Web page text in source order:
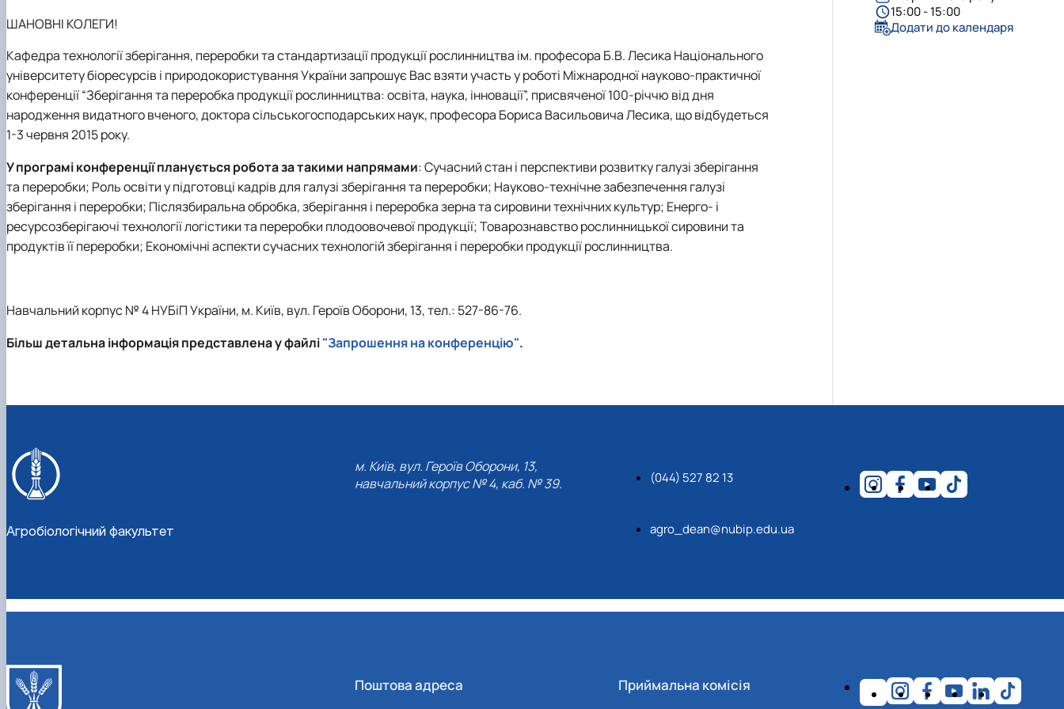
Кафедра овочівництва і закритого грунту
Кафедра садівництва ім. проф. В.Л. Симиренка
Кафедра технології зберігання, переробки та стандартизації продукції рослинницт…
Вчена рада агробіологічного факультету
Колегіальні органи
ШАНОВНІ КОЛЕГИ!
Кафедра технології зберігання, переробки та стандартизації продукції рослинництва ім. професора Б.В. Лесика Національного
університету біоресурсів і природокористування України запрошує Вас взяти участь у роботі Міжнародної науково-практичної
конференції “Зберігання та переробка продукції рослинництва: освіта, наука, інновації”, присвяченої100-річчю від дня
народження видатного вченого, доктора сільськогосподарських наук, професора Бориса Васильовича Лесика, що відбудеться
1-3 червня 2015 року.
У програмі конференції планується робота за такими напрямами: Сучасний стан і перспективи розвитку галузі зберігання
та переробки; Роль освіти у підготовці кадрів для галузі зберігання та переробки; Науково-технічне забезпечення галузі
зберігання і переробки; Післязбиральна обробка, зберігання і переробка зерна та сировини технічних культур; Енерго- і
ресурсозберігаючі технології логістики та переробки плодоовочевої продукції; Товарознавство рослинницької сировини та
продуктів її переробки; Економічні аспекти сучасних технологій зберігання і переробки продукції рослинництва.
Навчальний корпус № 4 НУБіП України, м. Київ, вул. Героїв Оборони, 13, тел.: 527-86-76.
Більш детальна інформація представлена у файлі"Запрошення на конференцію".
15:00 - 15:00
Додати до календаря
Агробіологічний факультет
м. Київ, вул. Героїв Оборони, 13,
навчальний корпус № 4, каб. № 39.
(044) 527 82 13
agro_dean@nubip.edu.ua
Поштова адреса Приймальна комісія